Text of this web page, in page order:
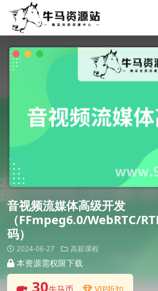
音视频流媒体高级开发
（FFmpeg6.0/WebRTC/
码）
2024-06-27 高薪课程
本资源需权限下载
30